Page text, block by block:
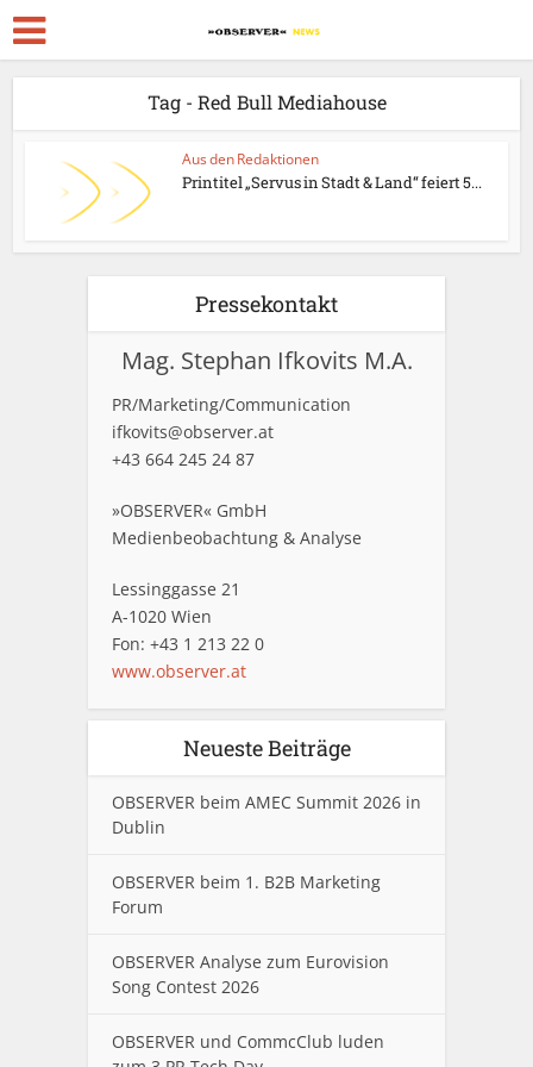
Tag - Red Bull Mediahouse
Aus den Redaktionen
Printitel „Servus in Stadt & Land“ feiert 5...
Pressekontakt
Mag. Stephan Ifkovits M.A.
PR/Marketing/Communication
ifkovits@observer.at
+43 664 245 24 87
»OBSERVER« GmbH
Medienbeobachtung & Analyse
Lessinggasse 21
A-1020 Wien
Fon: +43 1 213 22 0
www.observer.at
Neueste Beiträge
OBSERVER beim AMEC Summit 2026 in
Dublin
OBSERVER beim 1. B2B Marketing
Forum
OBSERVER Analyse zum Eurovision
Song Contest 2026
OBSERVER und CommcClub luden